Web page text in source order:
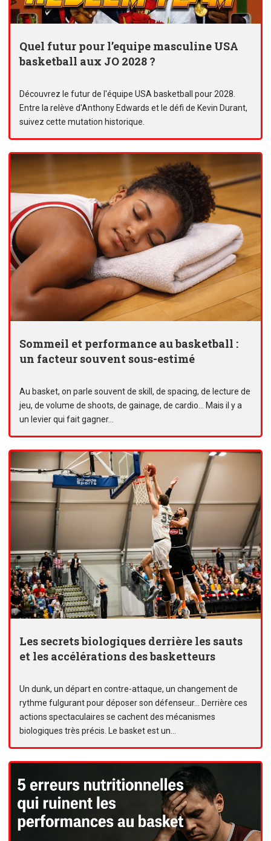
Quel futur pour l’equipe masculine USA
basketball aux JO 2028 ?
Découvrez le futur de l'équipe USA basketball pour 2028.
Entre la relève d'Anthony Edwards et le défi de Kevin Durant,
suivez cette mutation historique.
Sommeil et performance au basketball :
un facteur souvent sous-estimé
Au basket, on parle souvent de skill, de spacing, de lecture de
jeu, de volume de shoots, de gainage, de cardio… Mais il y a
un levier qui fait gagner...
Les secrets biologiques derrière les sauts
et les accélérations des basketteurs
Un dunk, un départ en contre-attaque, un changement de
rythme fulgurant pour déposer son défenseur… Derrière ces
actions spectaculaires se cachent des mécanismes
biologiques très précis. Le basket est un...